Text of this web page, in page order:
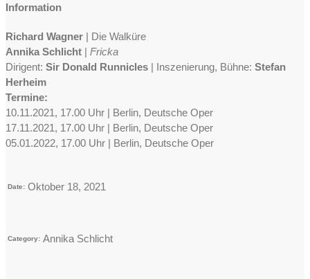
Information
Richard Wagner | Die Walküre
Annika Schlicht | Fricka
Dirigent: Sir Donald Runnicles | Inszenierung, Bühne: Stefan
Herheim
Termine:
10.11.2021, 17.00 Uhr | Berlin, Deutsche Oper
17.11.2021, 17.00 Uhr | Berlin, Deutsche Oper
05.01.2022, 17.00 Uhr | Berlin, Deutsche Oper
Date: Oktober 18, 2021
Category: Annika Schlicht